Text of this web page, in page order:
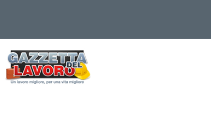
contenuto